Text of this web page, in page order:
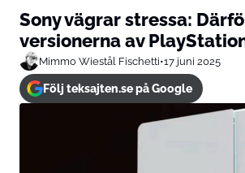
Sony vägrar stressa:
versionerna av
Mimmo Wiestål Fischetti•17 juni 2025
Följ teksajten.se på Google